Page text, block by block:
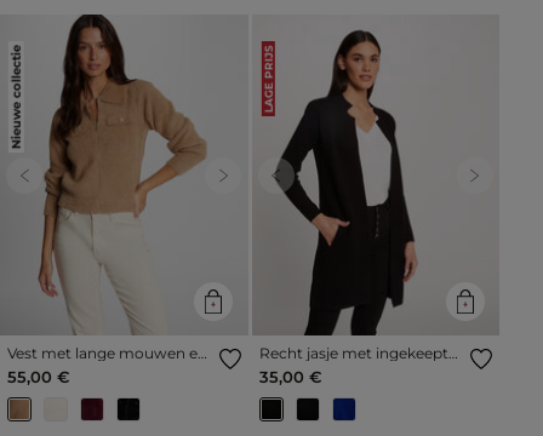
Nieuwe collectie
Previous Next
Vest met lange mouwen en
reverskraag camel vrouw
55,00 €
LAGE PRIJS
Previous Next
Recht jasje met ingekeepte
kraag donkergrijs vrouw
35,00 €